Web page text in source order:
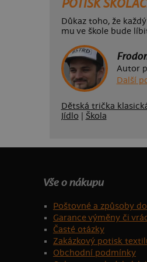
POTISK
Důkaz toho, že
mu ve škole bude
Autor
Další
Dětská trička
Jídlo
Škola
Vše o nákupu
Poštovné a způsoby
Garance výměny či
Časté otázky
Zakázkový potisk
Obchodní podmínky